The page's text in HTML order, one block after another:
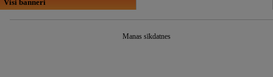
Visi banneri
Manas sīkdatnes